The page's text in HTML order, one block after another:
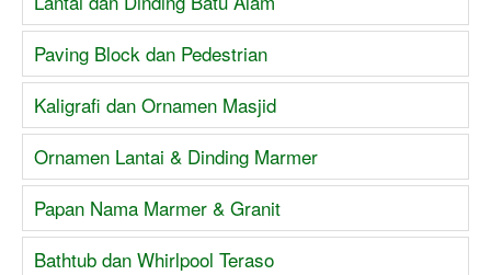
Paving Block dan Pedestrian
Kaligrafi dan Ornamen Masjid
Ornamen Lantai & Dinding Marmer
Papan Nama Marmer & Granit
Bathtub dan Whirlpool Teraso